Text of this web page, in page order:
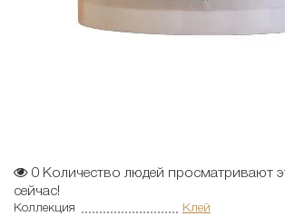
0 Количество людей просматривают
сейчас!
Коллекция
Клей